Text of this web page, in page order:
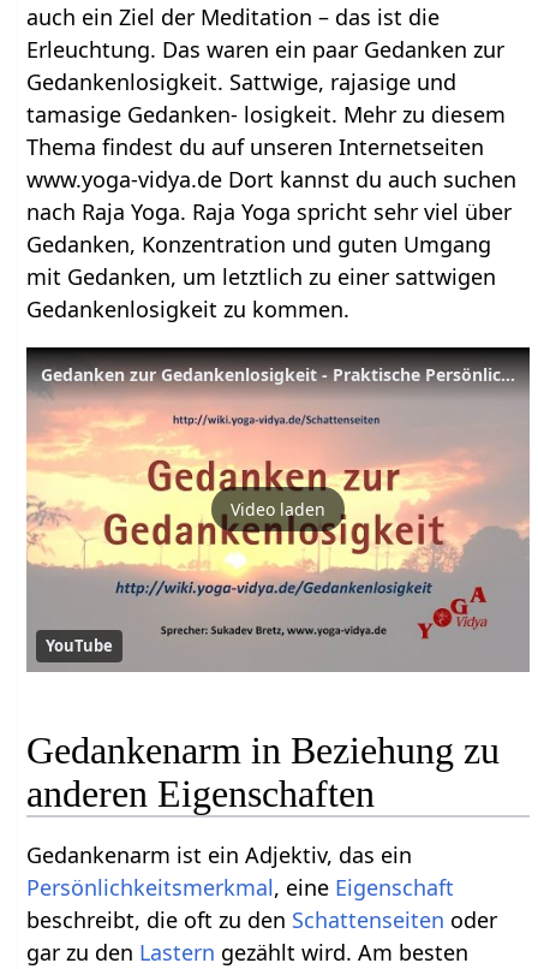
auch ein Ziel der Meditation – das ist die
Erleuchtung. Das waren ein paar Gedanken zur
Gedankenlosigkeit. Sattwige, rajasige und
tamasige Gedanken- losigkeit. Mehr zu diesem
Thema findest du auf unseren Internetseiten
www.yoga-vidya.de Dort kannst du auch suchen
nach Raja Yoga. Raja Yoga spricht sehr viel über
Gedanken, Konzentration und guten Umgang
mit Gedanken, um letztlich zu einer sattwigen
Gedankenlosigkeit zu kommen.
Gedanken zur Gedankenlosigkeit - Praktische Persönlichkeitsentwicklung
Video laden
YouTube
Gedankenarm in Beziehung zu
anderen Eigenschaften
Gedankenarm ist ein Adjektiv, das ein
Persönlichkeitsmerkmal, eine Eigenschaft
beschreibt, die oft zu den Schattenseiten oder
gar zu den Lastern gezählt wird. Am besten